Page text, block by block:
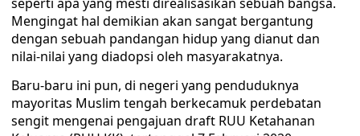
Mengingat hal demikian akan sangat bergantung
dengan sebuah pandangan hidup yang dianut dan
nilai-nilai yang diadopsi oleh masyarakatnya.
Baru-baru ini pun, di negeri yang penduduknya
mayoritas Muslim tengah berkecamuk perdebatan
sengit mengenai pengajuan draft RUU Ketahanan